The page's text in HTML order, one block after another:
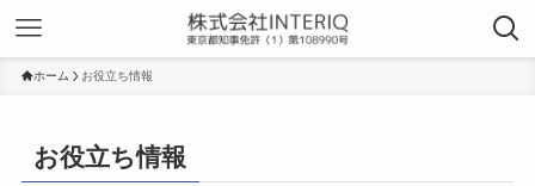
ホーム お役立ち情報
お役立ち情報